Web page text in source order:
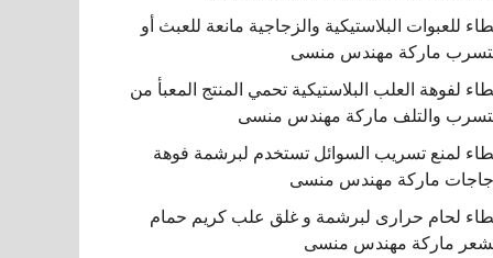
للعبوات البلاستيكية والزجاجية مانعة للعبث أو
ماركة مهندس منسى
لفوهة العلب البلاستيكية تحمي المنتج المعبأ من
والتلف ماركة مهندس منسى
لمنع تسريب السوائل تستخدم لبرشمة فوهة
ماركة مهندس منسى
لحام حرارى لبرشمة و غلق علب كريم حمام
ماركة مهندس منسى